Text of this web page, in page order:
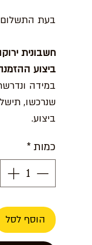
בעת
חשבונית
ביצוע
במידה
שנרכשו,
ביצוע.
כמות*
הוסף לסל